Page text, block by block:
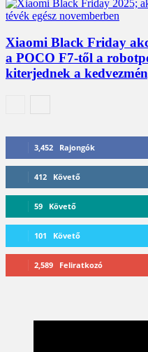
Xiaomi Black Friday
a POCO F7-től a
kiterjednek a
3,452 Rajongók
412 Követő
59 Követő
101 Követő
2,589 Feliratkozó